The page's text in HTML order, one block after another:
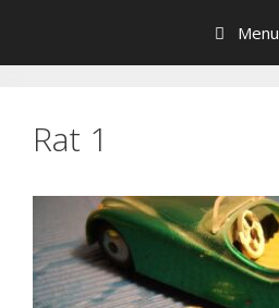
indhold
Menu
Rat 1